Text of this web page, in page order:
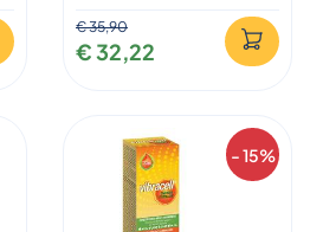
€ 35,90
€ 32,22
- 15%